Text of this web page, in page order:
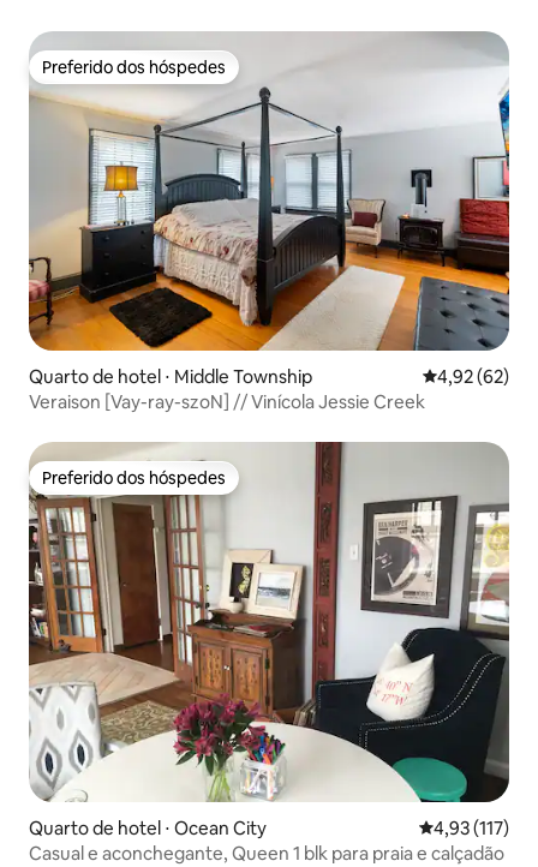
Preferido dos hóspedes
Preferido dos hóspedes
Quarto de hotel ⋅ Middle Township 4,92 de uma
4,92 (62)
Veraison [Vay-ray-szoN] // Vinícola Jessie Creek
Preferido dos hóspedes
Preferido dos hóspedes
Quarto de hotel ⋅ Ocean City 4,93 de uma
4,93 (117)
Casual e aconchegante, Queen 1 blk para praia e calçadão